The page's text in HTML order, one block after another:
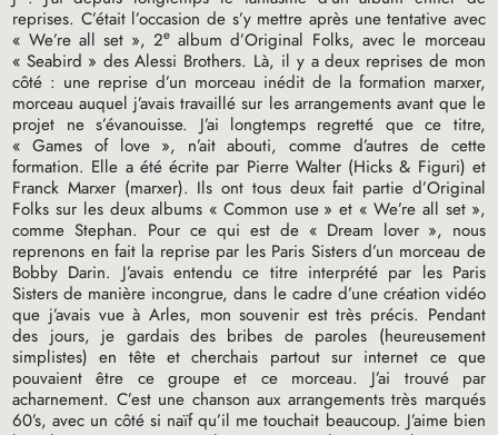
reprises. C’était l’occasion de s’y mettre après une tentative avec
« We’re all set », 2ealbum d’Original Folks, avec le morceau
« Seabird » des Alessi Brothers. Là, il y a deux reprises de mon
côté : une reprise d’un morceau inédit de la formation marxer,
morceau auquel j’avais travaillé sur les arrangements avant que le
projet ne s’évanouisse. J’ai longtemps regretté que ce titre,
« Games of love », n’ait abouti, comme d’autres de cette
formation. Elle a été écrite par Pierre Walter (Hicks & Figuri) et
Franck Marxer (marxer). Ils ont tous deux fait partie d’Original
Folks sur les deux albums « Common use » et « We’re all set »,
comme Stephan. Pour ce qui est de « Dream lover », nous
reprenons en fait la reprise par les Paris Sisters d’un morceau de
Bobby Darin. J’avais entendu ce titre interprété par les Paris
Sisters de manière incongrue, dans le cadre d’une création vidéo
que j’avais vue à Arles, mon souvenir est très précis. Pendant
des jours, je gardais des bribes de paroles (heureusement
simplistes) en tête et cherchais partout sur internet ce que
pouvaient être ce groupe et ce morceau. J’ai trouvé par
acharnement. C’est une chanson aux arrangements très marqués
60’s, avec un côté si naïf qu’il me touchait beaucoup. J’aime bien